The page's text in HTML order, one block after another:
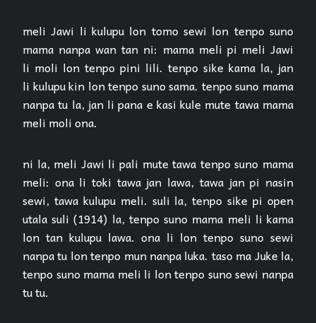
meli Jawi li kulupu lon tomo sewi lon tenpo suno
mama nanpa wan tan ni: mama meli pi meli Jawi
li moli lon tenpo pini lili. tenpo sike kama la, jan
li kulupu kin lon tenpo suno sama. tenpo suno mama
nanpa tu la, jan li pana e kasi kule mute tawa mama
meli moli ona.
ni la, meli Jawi li pali mute tawa tenpo suno mama
meli: ona li toki tawa jan lawa, tawa jan pi nasin
sewi, tawa kulupu meli. suli la, tenpo sike pi open
utala suli (1914) la, tenpo suno mama meli li kama
lon tan kulupu lawa. ona li lon tenpo suno sewi
nanpa tu lon tenpo mun nanpa luka. taso ma Juke la,
tenpo suno mama meli li lon tenpo suno sewi nanpa
tu tu.